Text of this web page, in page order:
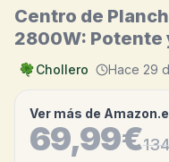
Centro de
2800W: Potente
Chollero Hace 29 d
Ver más de
69,99€